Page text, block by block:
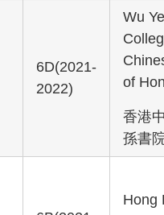
6D(2021-
2022)
Wu
of
香港
孫書
Hong